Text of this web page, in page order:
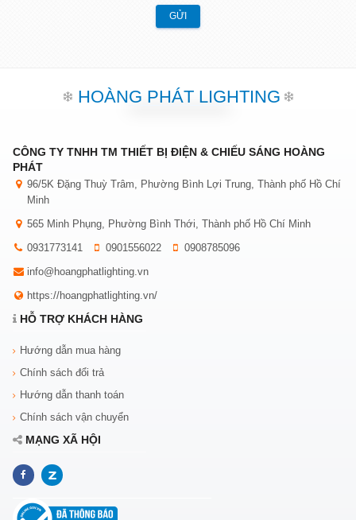
GỬI
HOÀNG PHÁT LIGHTING
CÔNG TY TNHH TM THIẾT BỊ ĐIỆN & CHIẾU SÁNG HOÀNG
PHÁT
96/5K Đặng Thuỳ Trâm, Phường Bình Lợi Trung, Thành phố Hồ Chí
Minh
565 Minh Phụng, Phường Bình Thới, Thành phố Hồ Chí Minh
0931773141
0901556022
0908785096
info@hoangphatlighting.vn
https://hoangphatlighting.vn/
HỖ TRỢ KHÁCH HÀNG
Hướng dẫn mua hàng
Chính sách đổi trả
Hướng dẫn thanh toán
Chính sách vận chuyển
MẠNG XÃ HỘI